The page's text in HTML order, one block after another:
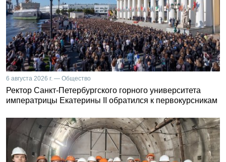
6 августа 2026 г. — Общество
Ректор Санкт-Петербургского горного университета
императрицы Екатерины II обратился к первокурсникам